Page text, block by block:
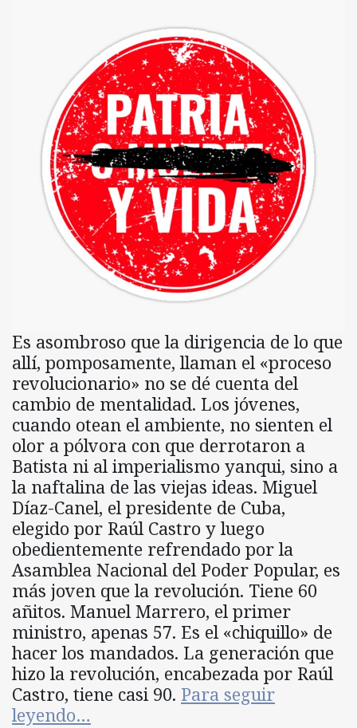
Es asombroso que la dirigencia de lo que
allí, pomposamente, llaman el «proceso
revolucionario» no se dé cuenta del
cambio de mentalidad. Los jóvenes,
cuando otean el ambiente, no sienten el
olor a pólvora con que derrotaron a
Batista ni al imperialismo yanqui, sino a
la naftalina de las viejas ideas. Miguel
Díaz-Canel, el presidente de Cuba,
elegido por Raúl Castro y luego
obedientemente refrendado por la
Asamblea Nacional del Poder Popular, es
más joven que la revolución. Tiene 60
añitos. Manuel Marrero, el primer
ministro, apenas 57. Es el «chiquillo» de
hacer los mandados. La generación que
hizo la revolución, encabezada por Raúl
Castro, tiene casi 90. Para seguir
leyendo…